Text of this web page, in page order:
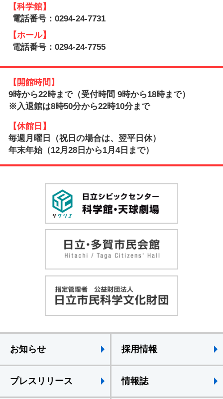
【科学館】
電話番号：0294-24-7731
【ホール】
電話番号：0294-24-7755
【開館時間】
9時から22時まで（受付時間 9時から18時まで）
※入退館は8時50分から22時10分まで
【休館日】
毎週月曜日（祝日の場合は、翌平日休）
年末年始（12月28日から1月4日まで）
お知らせ 採用情報
プレスリリース 情報誌